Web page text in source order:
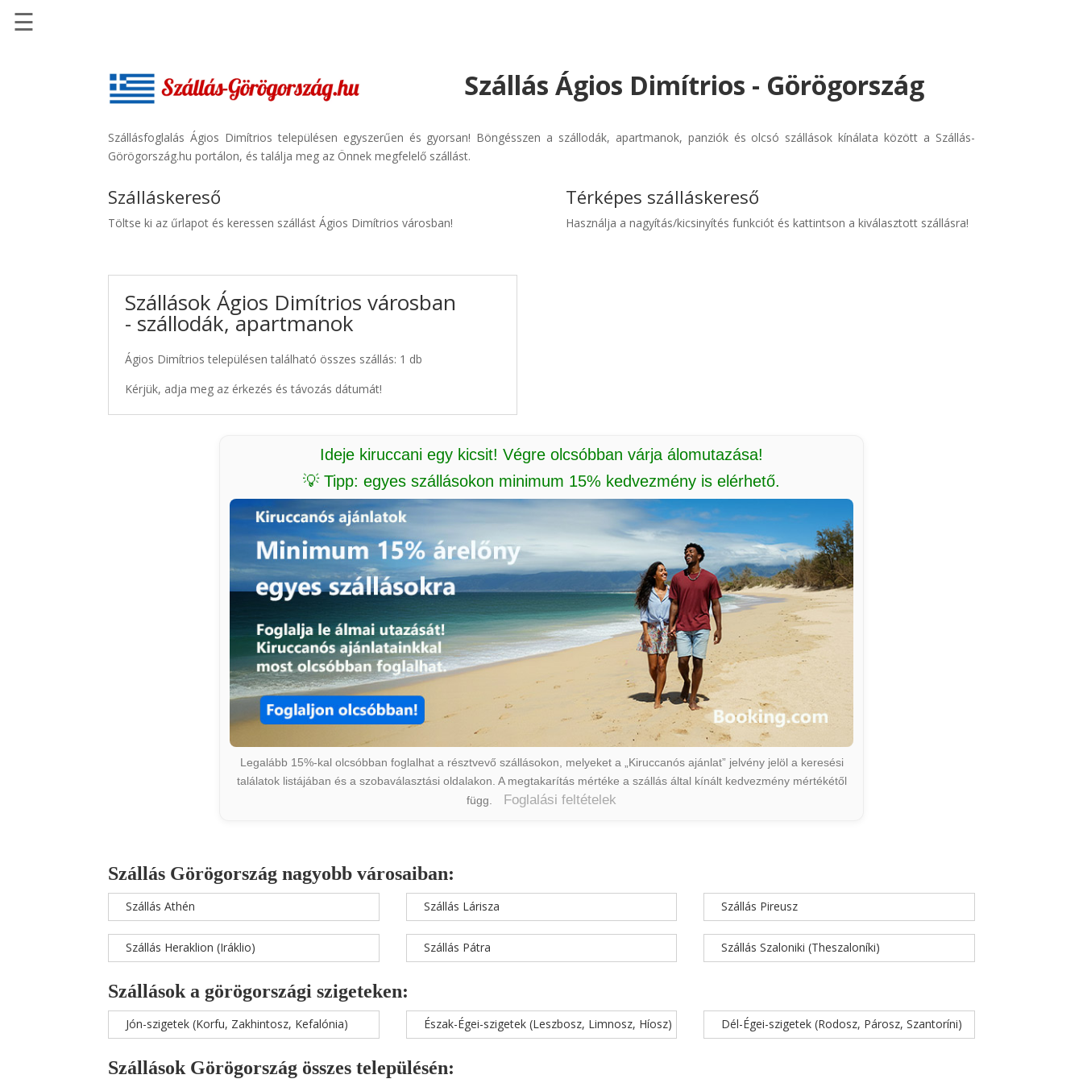
Szállásinfo.eu
Repülőjegy
Autóbérlés
☰
Szállás Ágios Dimítrios - Görögország
Szállásfoglalás Ágios Dimítrios településen egyszerűen és gyorsan! Böngésszen a szállodák, apartmanok, panziók és olcsó szállások kínálata között a Szállás-
Görögország.hu portálon, és találja meg az Önnek megfelelő szállást.
Szálláskereső
Töltse ki az űrlapot és keressen szállást Ágios Dimítrios városban!
Szállások Ágios Dimítrios városban
- szállodák, apartmanok
Ágios Dimítrios településen található összes szállás: 1 db
Kérjük, adja meg az érkezés és távozás dátumát!
Térképes szálláskereső
Használja a nagyítás/kicsinyítés funkciót és kattintson a kiválasztott szállásra!
Ideje kiruccani egy kicsit! Végre olcsóbban várja álomutazása!
💡 Tipp: egyes szállásokon minimum 15% kedvezmény is elérhető.
Legalább 15%-kal olcsóbban foglalhat a résztvevő szállásokon, melyeket a „Kiruccanós ajánlat” jelvény jelöl a keresési
találatok listájában és a szobaválasztási oldalakon. A megtakarítás mértéke a szállás által kínált kedvezmény mértékétől
függ.
Foglalási feltételek
Szállás Görögország nagyobb városaiban:
Szállás Athén
Szállás Heraklion (Iráklio)
Szállás Lárisza
Szállás Pátra
Szállás Pireusz
Szállás Szaloniki (Theszaloníki)
Szállások a görögországi szigeteken:
Jón-szigetek (Korfu, Zakhintosz, Kefalónia) Észak-Égei-szigetek (Leszbosz, Limnosz, Híosz) Dél-Égei-szigetek (Rodosz, Párosz, Szantoríni)
Szállások Görögország összes településén: